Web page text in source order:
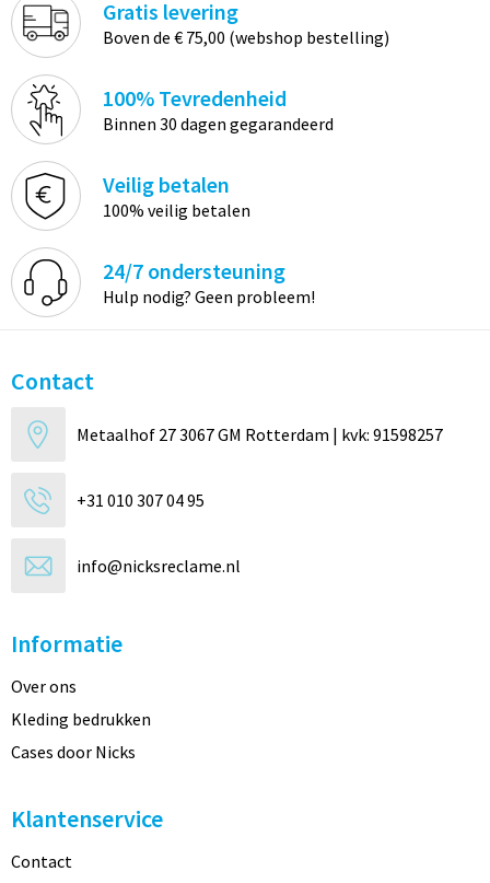
Gratis levering
Boven de € 75,00 (webshop bestelling)
100% Tevredenheid
Binnen 30 dagen gegarandeerd
Veilig betalen
100% veilig betalen
24/7 ondersteuning
Hulp nodig? Geen probleem!
Contact
Metaalhof 27 3067 GM Rotterdam | kvk: 91598257
+31 010 307 04 95
info@nicksreclame.nl
Informatie
Over ons
Kleding bedrukken
Cases door Nicks
Klantenservice
Contact